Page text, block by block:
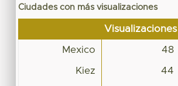
Ciudades con más visualizaciones
Visualizaciones
Mexico 48
Kiez 44